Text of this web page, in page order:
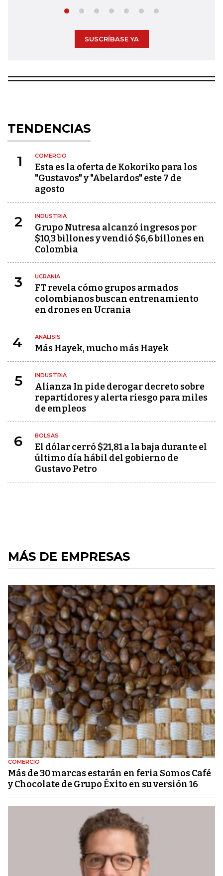
SUSCRÍBASE YA
TENDENCIAS
1 COMERCIO
Esta es la oferta de Kokoriko para los
"Gustavos" y "Abelardos" este 7 de
agosto
2 INDUSTRIA
Grupo Nutresa alcanzó ingresos por
$10,3 billones y vendió $6,6 billones en
Colombia
3 UCRANIA
FT revela cómo grupos armados
colombianos buscan entrenamiento
en drones en Ucrania
4 ANÁLISIS
Más Hayek, mucho más Hayek
5 INDUSTRIA
Alianza In pide derogar decreto sobre
repartidores y alerta riesgo para miles
de empleos
6 BOLSAS
El dólar cerró $21,81 a la baja durante el
último día hábil del gobierno de
Gustavo Petro
MÁS DE EMPRESAS
COMERCIO
Más de 30 marcas estarán en feria Somos Café
y Chocolate de Grupo Éxito en su versión 16